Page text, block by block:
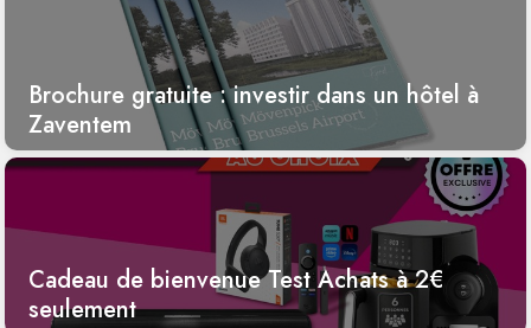
Brochure gratuite : investir dans un hôtel à
Zaventem
Cadeau de bienvenue Test Achats à 2€
seulement